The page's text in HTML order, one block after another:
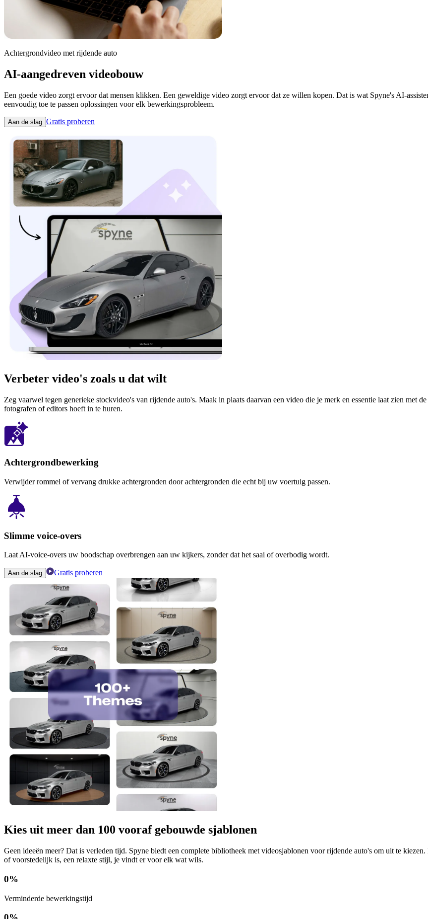
Achtergrondvideo met rijdende auto
AI-aangedreven videobouw
Een goede video zorgt ervoor dat mensen klikken. Een geweldige video zorgt ervoor dat ze willen kopen. Dat is wat Spyne's AI-
eenvoudig toe te passen oplossingen voor elk bewerkingsprobleem.
Aan de slag Gratis proberen
Verbeter video's zoals u dat wilt
Zeg vaarwel tegen generieke stockvideo's van rijdende auto's. Maak in plaats daarvan een video die je merk en essentie laat zien met
fotografen of editors hoeft in te huren.
Achtergrondbewerking
Verwijder rommel of vervang drukke achtergronden door achtergronden die echt bij uw voertuig passen.
Slimme voice-overs
Laat AI-voice-overs uw boodschap overbrengen aan uw kijkers, zonder dat het saai of overbodig wordt.
Aan de slag Gratis proberen
Kies uit meer dan 100 vooraf gebouwde sjablonen
Geen ideeën meer? Dat is verleden tijd. Spyne biedt een complete bibliotheek met videosjablonen voor rijdende auto's om uit te
of voorstedelijk is, een relaxte stijl, je vindt er voor elk wat wils.
0%
Verminderde bewerkingstijd